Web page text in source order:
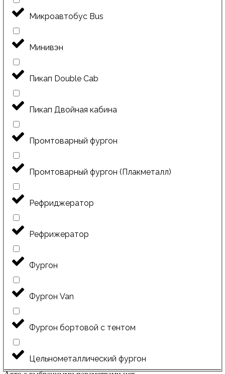
Микроавтобус Bus
Минивэн
Пикап Double Cab
Пикап Двойная кабина
Промтоварный фургон
Промтоварный фургон (Плакметалл)
Рефриджератор
Рефрижератор
Фургон
Фургон Van
Фургон бортовой с тентом
Цельнометаллический фургон